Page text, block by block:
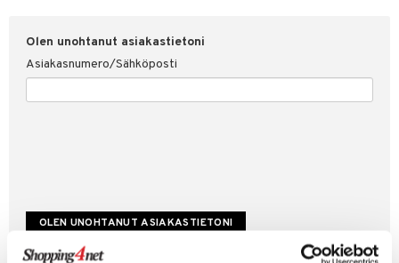
Olen unohtanut asiakastietoni
Asiakasnumero/Sähköposti